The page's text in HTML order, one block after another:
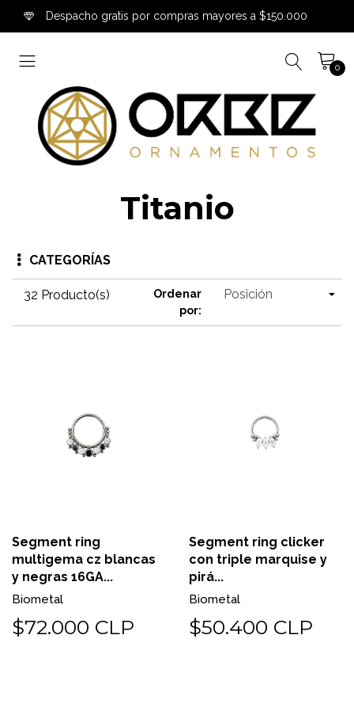
Despacho gratis por compras mayores a $150.000
0
Titanio
CATEGORÍAS
32 Producto(s)
Ordenar
por:
Segment ring
multigema cz blancas
y negras 16GA...
Biometal
$72.000 CLP
Segment ring clicker
con triple marquise y
pirá...
Biometal
$50.400 CLP